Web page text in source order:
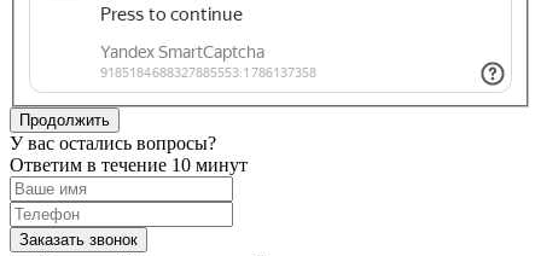
Продолжить
У вас остались вопросы?
Ответим в течение 10 минут
Заказать звонок